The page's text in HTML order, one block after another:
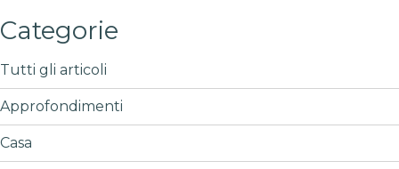
Categorie
Tutti gli articoli
Approfondimenti
Casa